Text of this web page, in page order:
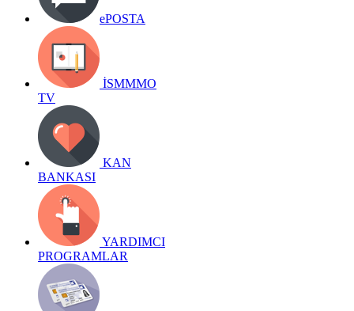
ePOSTA
İSMMMO
TV
KAN
BANKASI
YARDIMCI
PROGRAMLAR